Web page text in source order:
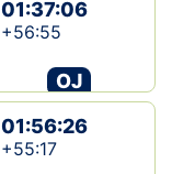
01:37:06
+56:55
OJ
01:56:26
+55:17